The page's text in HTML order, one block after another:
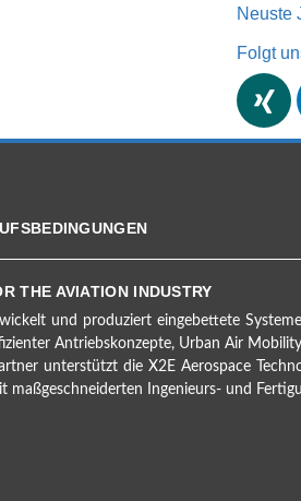
Neuste
Folgt
THE AVIATION INDUSTRY
und produziert ein­gebettete
Antriebs­konzepte, Urban Air
unterstützt die X2E Aerospace
maß­geschneiderten Ingenieurs- und